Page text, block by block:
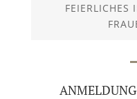
FEIERLICHES